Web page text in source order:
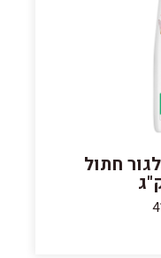
Hill's Science Plan לגור חתול